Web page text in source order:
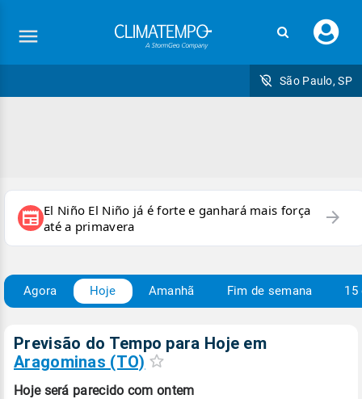
seu
São Paulo, SP
newspaper El Niño El Niño já é forte e ganhará mais força
até a primavera
arrow_forward
Agora Hoje Amanhã Fim de semana 15
Previsão do Tempo para Hoje em
Aragominas (TO)
Hoje será parecido com ontem